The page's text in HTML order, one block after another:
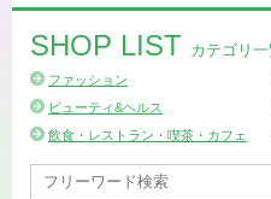
SHOP LIST カテゴリ一
ファッション
ビューティ&ヘルス
飲食・レストラン・喫茶・カフェ